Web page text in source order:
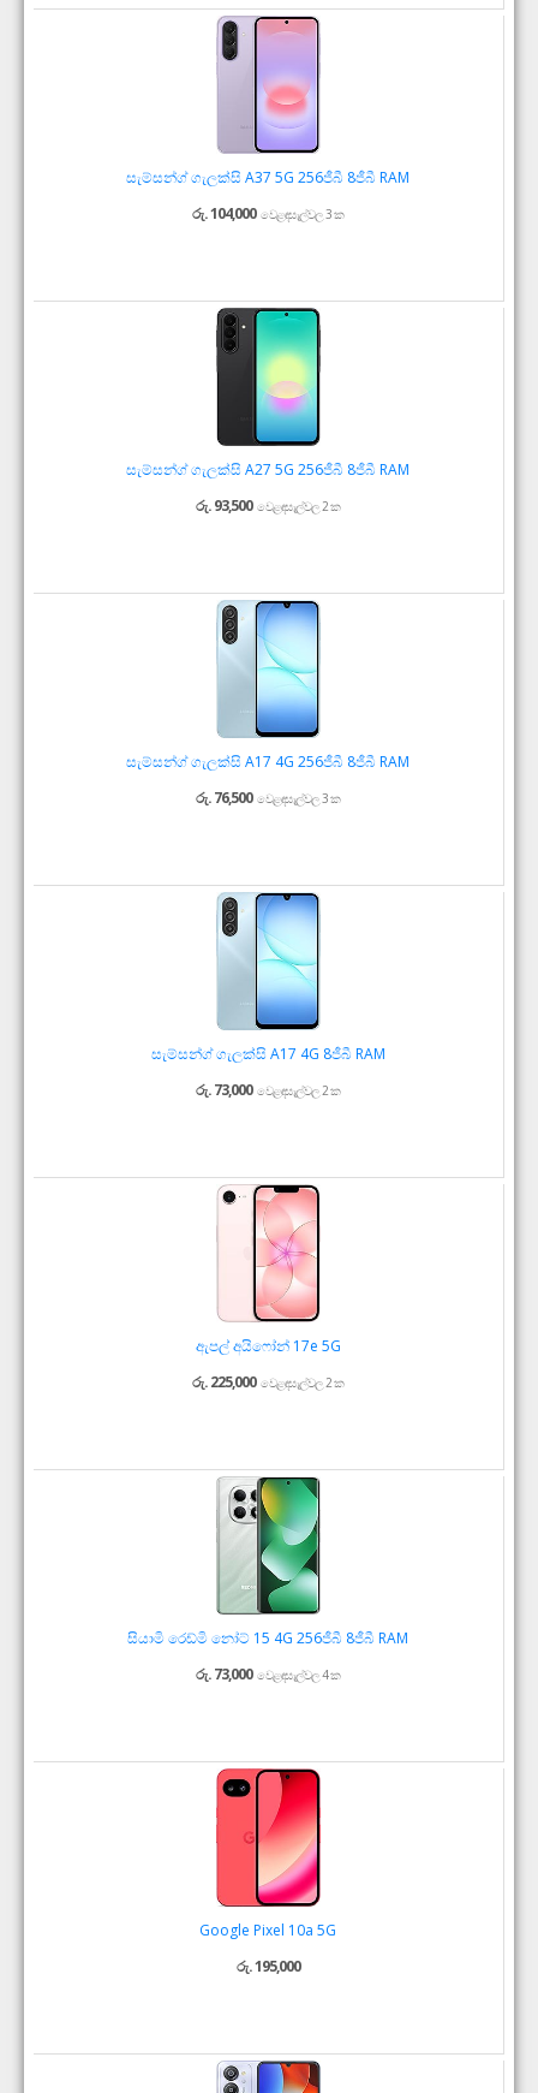
සැම්සන්ග් ගැලක්සි A37 5G 256ජීබී 8ජීබී RAM
රු. 104,000 වෙළඳසැල්වල 3 ක
සැම්සන්ග් ගැලක්සි A27 5G 256ජීබී 8ජීබී RAM
රු. 93,500 වෙළඳසැල්වල 2 ක
සැම්සන්ග් ගැලක්සි A17 4G 256ජීබී 8ජීබී RAM
රු. 76,500 වෙළඳසැල්වල 3 ක
සැම්සන්ග් ගැලක්සි A17 4G 8ජීබී RAM
රු. 73,000 වෙළඳසැල්වල 2 ක
ඇපල් අයිෆෝන් 17e 5G
රු. 225,000 වෙළඳසැල්වල 2 ක
සියාමි රෙඩ්මි නෝට් 15 4G 256ජීබී 8ජීබී RAM
රු. 73,000 වෙළඳසැල්වල 4 ක
Google Pixel 10a 5G
රු. 195,000